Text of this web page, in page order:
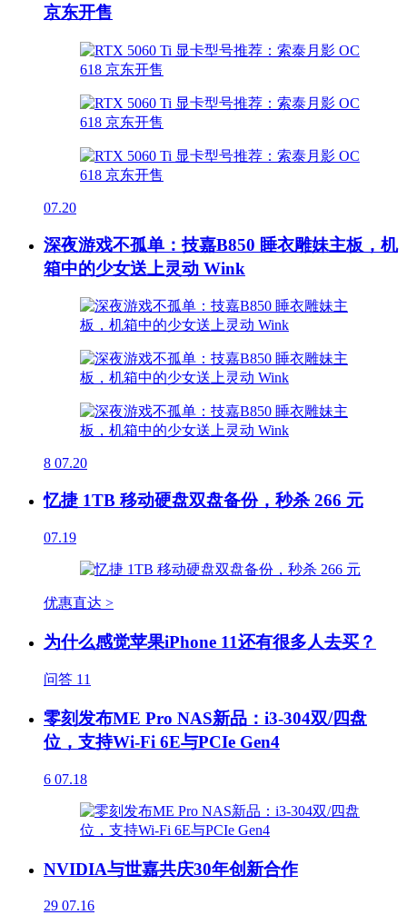
京东开售
07.20
深夜游戏不孤单：技嘉B850 睡衣雕妹主板，机
箱中的少女送上灵动 Wink
8 07.20
忆捷 1TB 移动硬盘双盘备份，秒杀 266 元
07.19
优惠直达 >
为什么感觉苹果iPhone 11还有很多人去买？
问答 11
零刻发布ME Pro NAS新品：i3-304双/四盘
位，支持Wi-Fi 6E与PCIe Gen4
6 07.18
NVIDIA与世嘉共庆30年创新合作
29 07.16